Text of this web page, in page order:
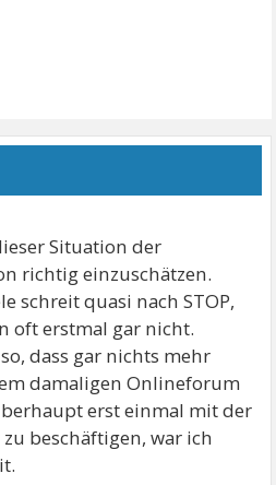
Situation der
richtig einzuschätzen.
schreit quasi nach STOP,
oft erstmal gar nicht.
dass gar nichts mehr
damaligen Onlineforum
erst einmal mit der
beschäftigen, war ich